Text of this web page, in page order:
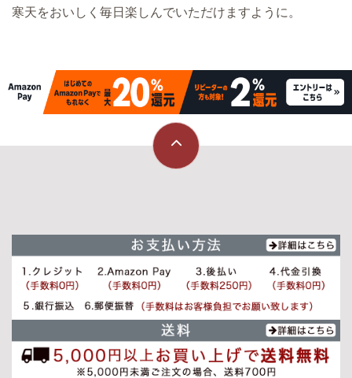
寒天をおいしく毎日楽しんでいただけますように。